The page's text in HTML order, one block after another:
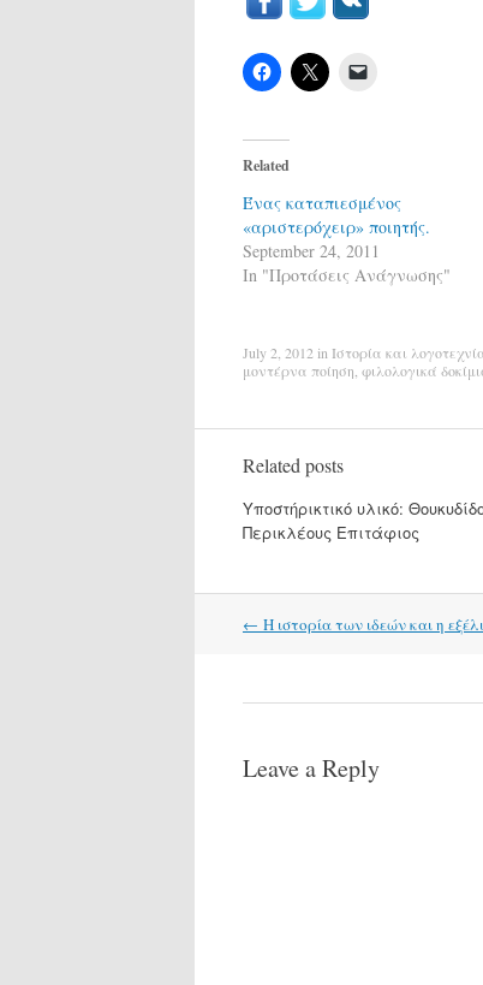
Related
Ένας καταπιεσμένος
«αριστερόχειρ» ποιητής.
September 24, 2011
In "Προτάσεις Ανάγνωσης"
July 2, 2012 in Ιστορία και
μοντέρνα ποίηση φιλολογικά
Related posts
Υποστήρικτικό υλικό:
Περικλέους Επιτάφιος
Post
← Η ιστορία των ιδεών και η
Leave a Reply